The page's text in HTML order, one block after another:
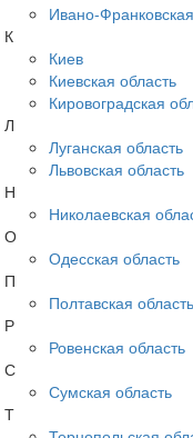
Ивано-
К
Киев
Киевская область
Кировоградская
Л
Луганская область
Львовская область
Н
Николаевская
О
Одесская область
П
Полтавская область
Р
Ровенская область
С
Сумская область
Т